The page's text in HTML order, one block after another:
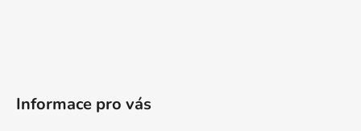
Informace pro vás